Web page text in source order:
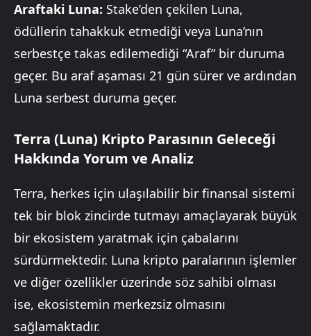
Araftaki Luna: Stake’den çekilen Luna,
ödüllerin tahakkuk etmediği veya Luna’nın
serbestçe takas edilemediği “Araf” bir duruma
geçer. Bu araf aşaması 21 gün sürer ve ardından
Luna serbest duruma geçer.
Terra (Luna) Kripto Parasının Geleceği
Hakkında Yorum ve Analiz
Terra, herkes için ulaşılabilir bir finansal sistemi
tek bir blok zincirde tutmayı amaçlayarak büyük
bir ekosistem yaratmak için çabalarını
sürdürmektedir. Luna kripto paralarının işlemler
ve diğer özellikler üzerinde söz sahibi olması
ise, ekosistemin merkezsiz olmasını
sağlamaktadır.